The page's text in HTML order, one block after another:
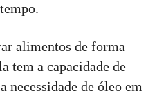
alimentos de forma
tem a capacidade de
necessidade de óleo em